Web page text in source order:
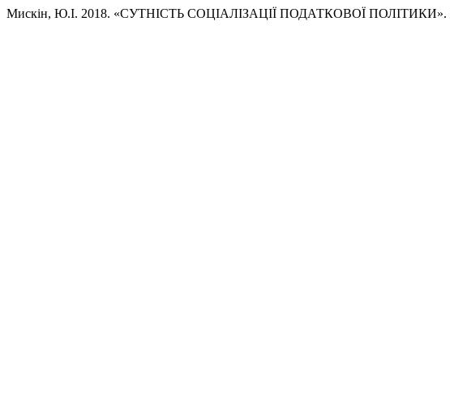
Мискін, Ю.І. 2018. «СУТНІСТЬ СОЦІАЛІЗАЦІЇ ПОДАТКОВОЇ ПОЛІТИКИ».